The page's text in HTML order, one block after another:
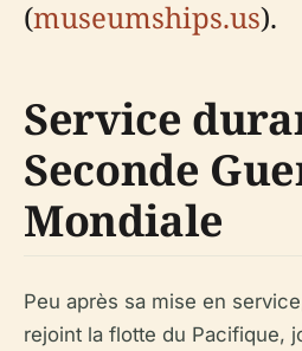
(museumships.us).
Service
Seconde
Mondiale
Peu après sa mise en
rejoint la flotte du Pacifique,